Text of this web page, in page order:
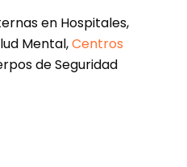
en Hospitales,
Mental,Centros
de Seguridad